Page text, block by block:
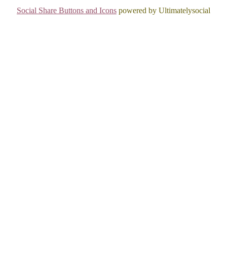
Social Share Buttons and Icons powered by Ultimatelysocial